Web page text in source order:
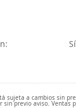
sujeta a cambios sin
previo aviso.